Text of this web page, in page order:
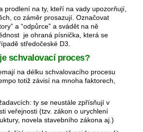
prodlení na ty, kteří na vady upozorňují,
co záměr prosazují. Označovat
a “odpůrce” a svádět na ně
je ohraná písnička, která se
středočeské D3.
schvalovací proces?
na délku schvalovacího procesu
totiž závisí na mnoha faktorech,
ty se neustále zpřísňují v
veřejnosti (tzv. zákon o urychlení
novela stavebního zákona aj.)